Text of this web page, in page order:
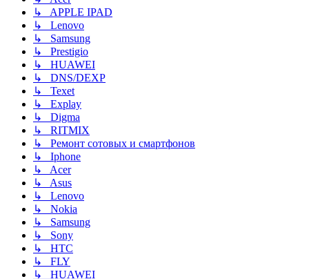
↳ APPLE IPAD
↳ Lenovo
↳ Samsung
↳ Prestigio
↳ HUAWEI
↳ DNS/DEXP
↳ Texet
↳ Explay
↳ Digma
↳ RITMIX
↳ Ремонт сотовых и смартфонов
↳ Iphone
↳ Acer
↳ Asus
↳ Lenovo
↳ Nokia
↳ Samsung
↳ Sony
↳ HTC
↳ FLY
↳ HUAWEI